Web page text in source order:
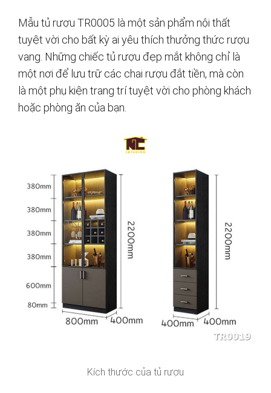
Mẫu tủ rượu TR0005 là một sản phẩm nội thất
tuyệt vời cho bất kỳ ai yêu thích thưởng thức rượu
vang. Những chiếc tủ rượu đẹp mắt không chỉ là
một nơi để lưu trữ các chai rượu đắt tiền, mà còn
là một phụ kiện trang trí tuyệt vời cho phòng khách
hoặc phòng ăn của bạn.
Kích thước của tủ rượu